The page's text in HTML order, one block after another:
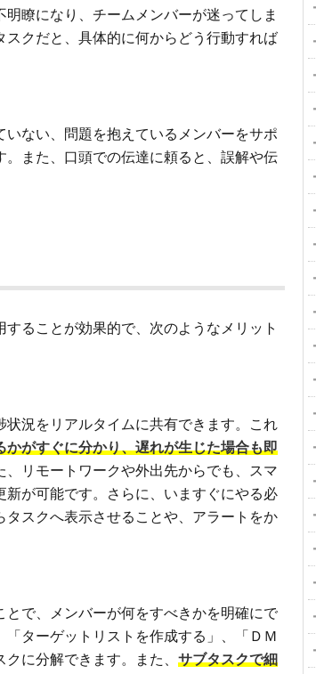
瞭になり、チームメンバーが迷ってしま
クだと、具体的に何からどう行動すれば
ない、問題を抱えているメンバーをサポ
また、口頭での伝達に頼ると、誤解や伝
ることが効果的で、次のようなメリット
況をリアルタイムに共有できます。これ
がすぐに分かり、遅れが生じた場合も即
、リモートワークや外出先からでも、スマ
が可能です。さらに、いますぐにやる必
スクへ表示させることや、アラートをか
で、メンバーが何をすべきかを明確にで
ターゲットリストを作成する」、「ＤＭ
に分解できます。また、 サブタスクで細